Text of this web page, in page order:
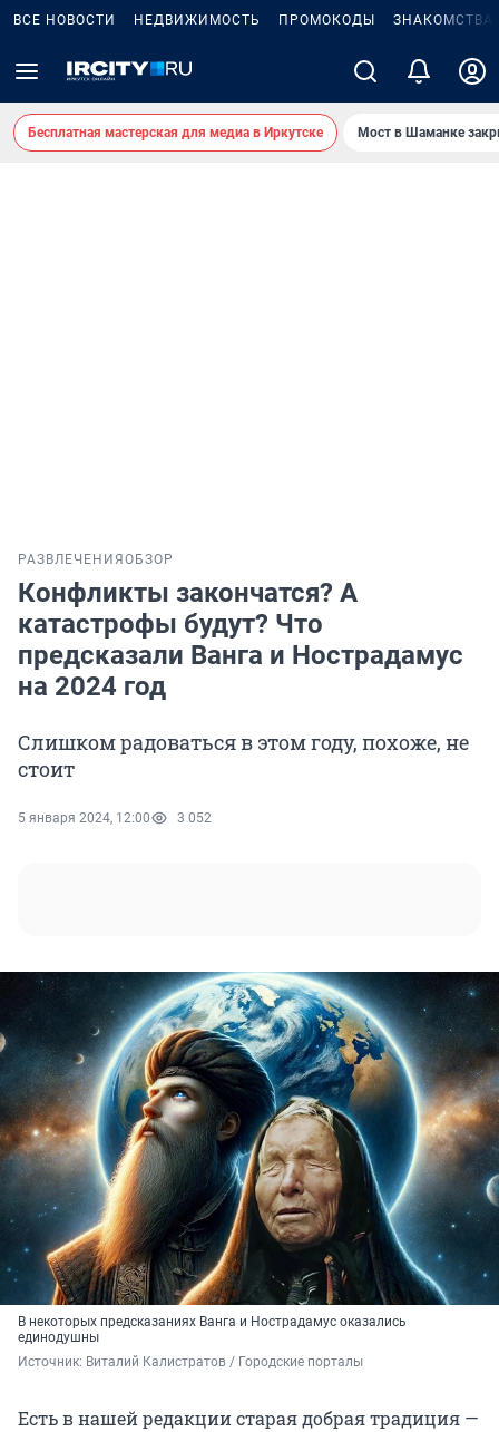
ВСЕ НОВОСТИ НЕДВИЖИМОСТЬ ПРОМОКОДЫ ЗНАКОМСТВА
Бесплатная мастерская для медиа в Иркутске Мост в Шаманке
РАЗВЛЕЧЕНИЯ ОБЗОР
Конфликты закончатся? А
катастрофы будут? Что
предсказали Ванга и Нострадамус
на 2024 год
Слишком радоваться в этом году, похоже, не
стоит
5 января 2024, 12:00 3 052
В некоторых предсказаниях Ванга и Нострадамус оказались
единодушны
Источник: Виталий Калистратов / Городские порталы
Есть в нашей редакции старая добрая традиция —